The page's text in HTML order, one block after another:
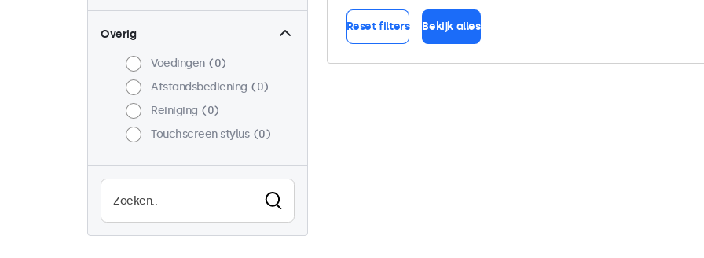
Overig
Voedingen
0
Afstandsbediening
0
Reiniging
0
Touchscreen stylus
0
Reset filters Bekijk alles